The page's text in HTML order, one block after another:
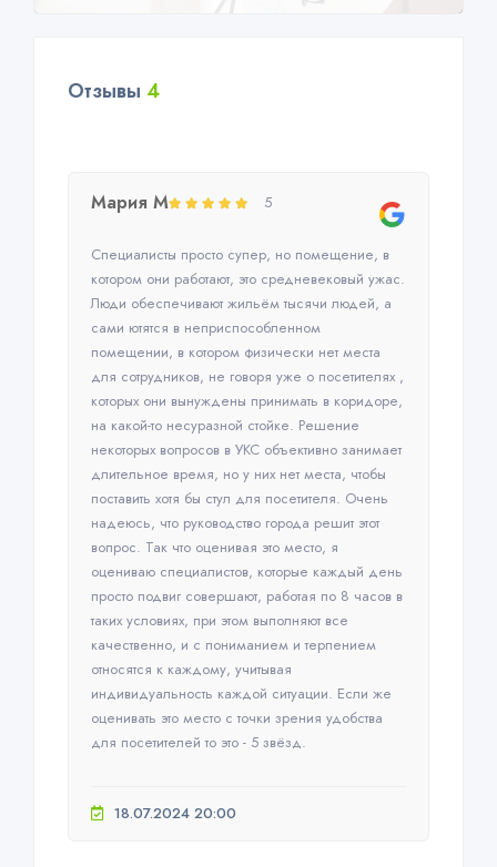
Отзывы 4
Мария М 5
Специалисты просто супер, но помещение, в
котором они работают, это средневековый ужас.
Люди обеспечивают жильём тысячи людей, а
сами ютятся в неприспособленном
помещении, в котором физически нет места
для сотрудников, не говоря уже о посетителях ,
которых они вынуждены принимать в коридоре,
на какой-то несуразной стойке. Решение
некоторых вопросов в УКС объективно занимает
длительное время, но у них нет места, чтобы
поставить хотя бы стул для посетителя. Очень
надеюсь, что руководство города решит этот
вопрос. Так что оценивая это место, я
оцениваю специалистов, которые каждый день
просто подвиг совершают, работая по 8 часов в
таких условиях, при этом выполняют все
качественно, и с пониманием и терпением
относятся к каждому, учитывая
индивидуальность каждой ситуации. Если же
оценивать это место с точки зрения удобства
для посетителей то это - 5 звёзд.
18.07.2024 20:00